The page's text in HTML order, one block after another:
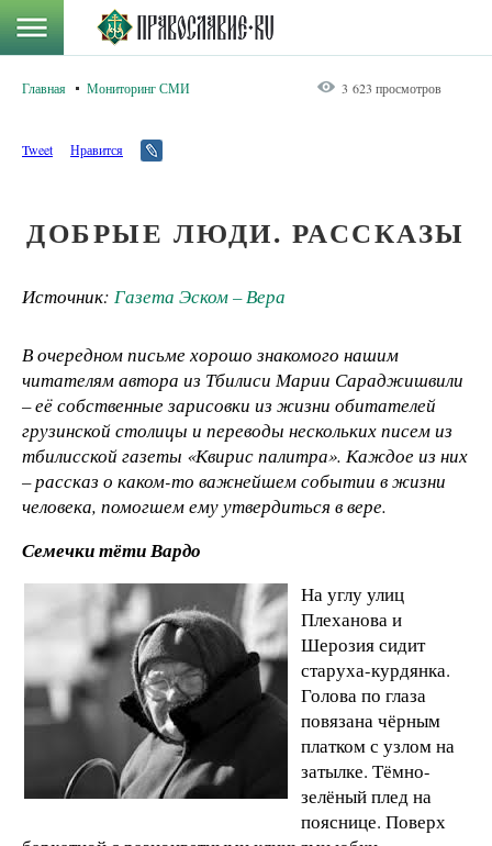
Главная Мониторинг СМИ 3 623 просмотров
Tweet Нравится
ДОБРЫЕ ЛЮДИ. РАССКАЗЫ
Источник: Газета Эском – Вера
В очередном письме хорошо знакомого нашим
читателям автора из Тбилиси Марии Сараджишвили
– её собственные зарисовки из жизни обитателей
грузинской столицы и переводы нескольких писем из
тбилисской газеты «Квирис палитра». Каждое из них
– рассказ о каком-то важнейшем событии в жизни
человека, помогшем ему утвердиться в вере.
Семечки тёти Вардо
На углу улиц
Плеханова и
Шерозия сидит
старуха-курдянка.
Голова по глаза
повязана чёрным
платком с узлом на
затылке. Тёмно-
зелёный плед на
пояснице. Поверх